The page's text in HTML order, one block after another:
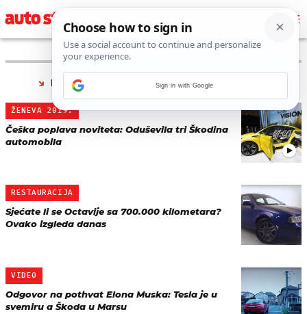
PRONAĐENO 29 REZULTATA ZA TAG “
ŽENEVA 2019.
Češka poplava noviteta: Oduševila tri Škodina
automobila
RESTAURACIJA
Sjećate li se Octavije sa 700.000 kilometara?
Ovako izgleda danas
VIDEO
Odgovor na pothvat Elona Muska: Tesla je u
svemiru a Škoda u Marsu
Sign in with Google